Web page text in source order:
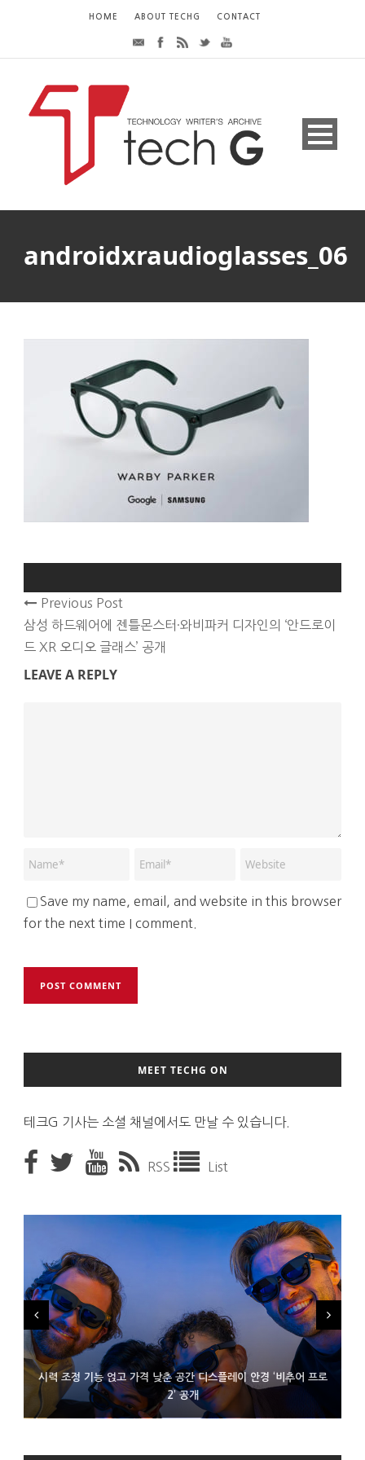
HOME ABOUT TECHG CONTACT
androidxraudioglasses_06
Previous Post
삼성 하드웨어에 젠틀몬스터·와비파커 디자인의 ‘안드로이
드 XR 오디오 글래스’ 공개
LEAVE A REPLY
Save my name, email, and website in this browser
for the next time I comment.
MEET TECHG ON
테크G 기사는 소셜 채널에서도 만날 수 있습니다.
RSS List
시력 조정 기능 얹고 가격 낮춘 공간 디스플레이 안경 ‘비추어 프로
2’ 공개
D램 부족에 10억달러어치 아이폰18 프로세서 패키징 대기 중
300~400달러 반지형 스피커 준비하는 오픈AI